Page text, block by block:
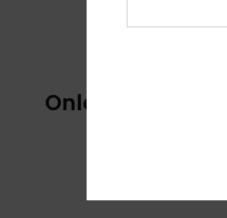
Onlangs bekeken